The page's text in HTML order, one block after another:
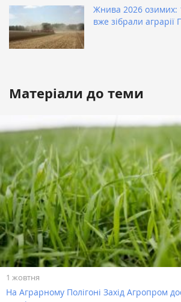
Жнива 2026 озимих:
вже зібрали
Матеріали до теми
1 жовтня
На Аграрному Полігоні Захід Агропром